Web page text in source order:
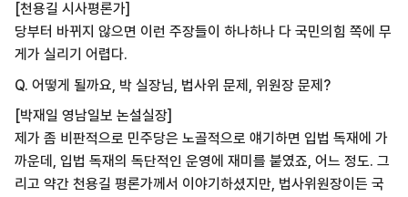
[천용길 시사평론가]
당부터 바뀌지 않으면 이런 주장들이 하나하나 다 국민의힘 쪽에 무
게가 실리기 어렵다.
Q. 어떻게 될까요, 박 실장님, 법사위 문제, 위원장 문제?
[박재일 영남일보 논설실장]
제가 좀 비판적으로 민주당은 노골적으로 얘기하면 입법 독재에 가
까운데, 입법 독재의 독단적인 운영에 재미를 붙였죠, 어느 정도. 그
리고 약간 천용길 평론가께서 이야기하셨지만, 법사위원장이든 국